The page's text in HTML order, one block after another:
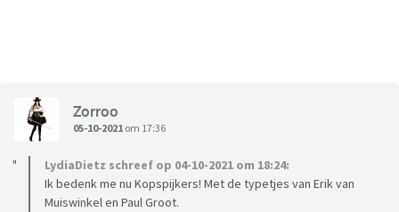
Zorroo
05-10-2021 om 17:36
LydiaDietz schreef op 04-10-2021 om 18:24:
Ik bedenk me nu Kopspijkers! Met de typetjes van Erik van
Muiswinkel en Paul Groot.